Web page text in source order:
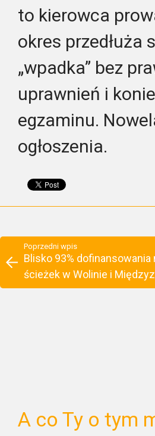
to kierowca
okres przedłuża
„wpadka” bez
uprawnień i
egzaminu.
ogłoszenia.
Poprzedni wpis
Blisko 93% dofinansowania
ścieżek w Wolinie i
A co Ty o tym